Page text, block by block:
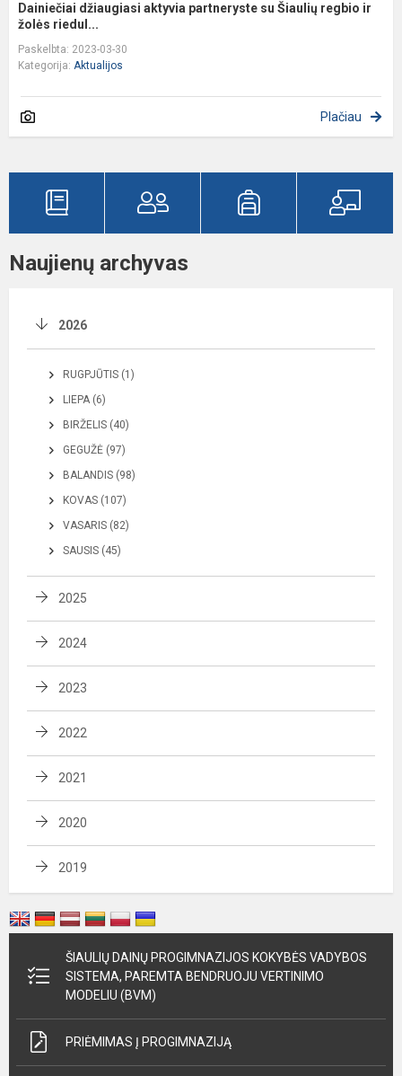
Dainiečiai džiaugiasi aktyvia partneryste su Šiaulių regbio ir
žolės riedul...
Paskelbta: 2023-03-30
Kategorija: Aktualijos
Plačiau
Naujienų archyvas
2026
RUGPJŪTIS (1)
LIEPA (6)
BIRŽELIS (40)
GEGUŽĖ (97)
BALANDIS (98)
KOVAS (107)
VASARIS (82)
SAUSIS (45)
2025
2024
2023
2022
2021
2020
2019
ŠIAULIŲ DAINŲ PROGIMNAZIJOS KOKYBĖS VADYBOS
SISTEMA, PAREMTA BENDRUOJU VERTINIMO
MODELIU (BVM)
PRIĖMIMAS Į PROGIMNAZIJĄ